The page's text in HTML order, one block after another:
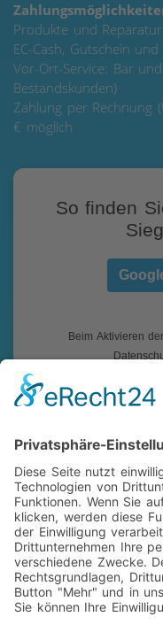
Produkte und
EC-Cash, Gutschein
Vor-Ort-Service: Bar
Bestandskunden)
Zahlung per Rechnung
€ möglich
So finden
Beim Aktivieren
Impressum|
Social-Media
reikotec. Computer &
Computer und